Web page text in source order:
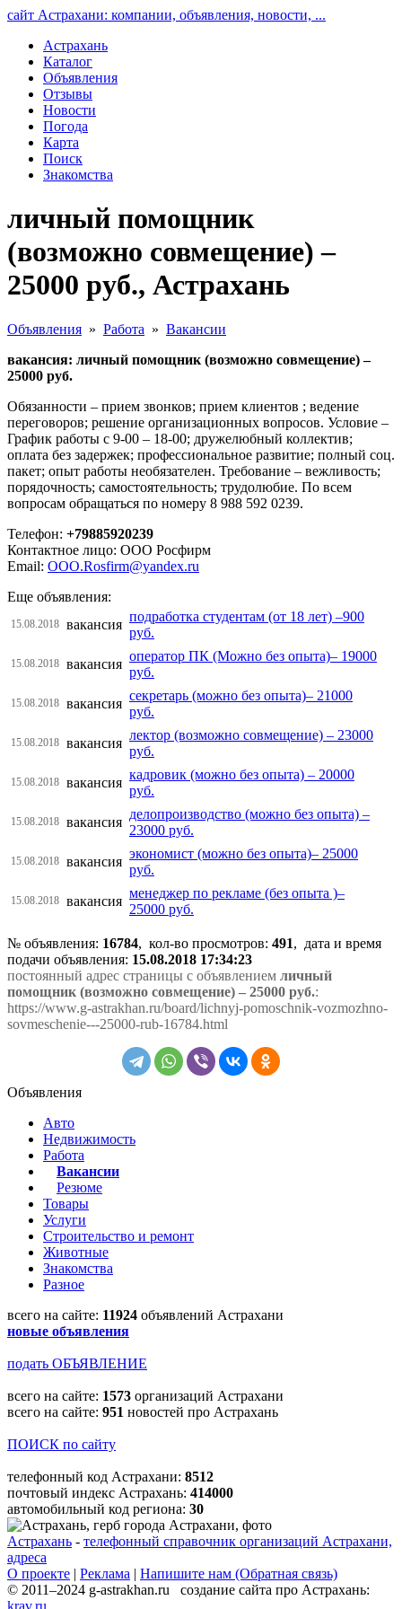
сайт Астрахани: компании, объявления, новости, ...
Астрахань
Каталог
Объявления
Отзывы
Новости
Погода
Карта
Поиск
Знакомства
личный помощник
(возможно совмещение) –
25000 руб., Астрахань
Объявления » Работа » Вакансии
вакансия: личный помощник (возможно совмещение) –
25000 руб.
Обязанности – прием звонков; прием клиентов ; ведение
переговоров; решение организационных вопросов. Условие –
График работы с 9-00 – 18-00; дружелюбный коллектив;
оплата без задержек; профессиональное развитие; полный соц.
пакет; опыт работы необязателен. Требование – вежливость;
порядочность; самостоятельность; трудолюбие. По всем
вопросам обращаться по номеру 8 988 592 0239.
Телефон: +79885920239
Контактное лицо: ООО Росфирм
Email: OOO.Rosfirm@yandex.ru
Еще объявления:
15.08.2018 вакансия
подработка студентам (от 18 лет) –900
руб.
15.08.2018 вакансия
оператор ПК (Можно без опыта)– 19000
руб.
15.08.2018 вакансия
секретарь (можно без опыта)– 21000
руб.
15.08.2018 вакансия
лектор (возможно совмещение) – 23000
руб.
15.08.2018 вакансия
кадровик (можно без опыта) – 20000
руб.
15.08.2018 вакансия
делопроизводство (можно без опыта) –
23000 руб.
15.08.2018 вакансия
экономист (можно без опыта)– 25000
руб.
15.08.2018 вакансия
менеджер по рекламе (без опыта )–
25000 руб.
№ объявления: 16784, кол-во просмотров: 491, дата и время
подачи объявления: 15.08.2018 17:34:23
постоянный адрес страницы с объявлением личный
помощник (возможно совмещение) – 25000 руб.:
https://www.g-astrakhan.ru/board/lichnyj-pomoschnik-vozmozhno-
sovmeschenie---25000-rub-16784.html
Объявления
Авто
Недвижимость
Работа
Вакансии
Резюме
Товары
Услуги
Строительство и ремонт
Животные
Знакомства
Разное
всего на сайте: 11924 объявлений Астрахани
новые объявления
подать ОБЪЯВЛЕНИЕ
всего на сайте: 1573 организаций Астрахани
всего на сайте: 951 новостей про Астрахань
ПОИСК по сайту
телефонный код Астрахани: 8512
почтовый индекс Астрахань: 414000
автомобильный код региона: 30
Астрахань - телефонный справочник организаций Астрахани,
адреса
О проекте | Реклама | Напишите нам (Обратная связь)
© 2011–2024 g-astrakhan.ru создание сайта про Астрахань:
krav.ru